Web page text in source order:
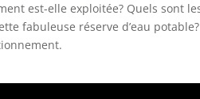
est-elle exploitée? Quels sont
fabuleuse réserve d’eau